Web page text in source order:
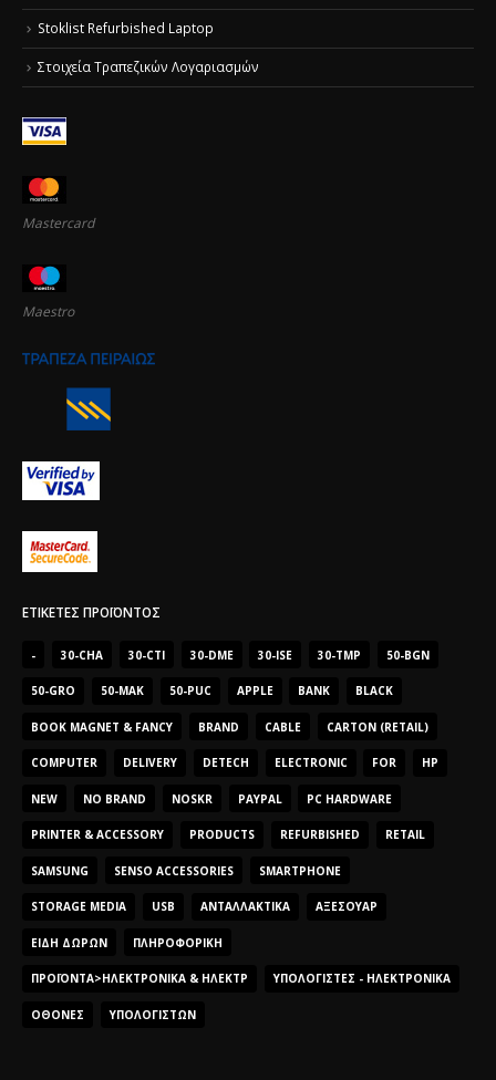
Stoklist Refurbished Laptop
Στοιχεία Τραπεζικών Λογαριασμών
Mastercard
Maestro
ΕΤΙΚΈΤΕΣ ΠΡΟΪΌΝΤΟΣ
- 30-CHA 30-CTI 30-DME 30-ISE 30-TMP 50-BGN
50-GRO 50-MAK 50-PUC APPLE BANK BLACK
BOOK MAGNET & FANCY BRAND CABLE CARTON (RETAIL)
COMPUTER DELIVERY DETECH ELECTRONIC FOR HP
NEW NO BRAND NOSKR PAYPAL PC HARDWARE
PRINTER & ACCESSORY PRODUCTS REFURBISHED RETAIL
SAMSUNG SENSO ACCESSORIES SMARTPHONE
STORAGE MEDIA USB ΑΝΤΑΛΛΑΚΤΙΚΆ ΑΞΕΣΟΥΆΡ
ΕΊΔΗ ΔΏΡΩΝ ΠΛΗΡΟΦΟΡΙΚΉ
ΠΡΟΪΌΝΤΑ>ΗΛΕΚΤΡΟΝΙΚΆ & ΗΛΕΚΤΡ ΥΠΟΛΟΓΙΣΤΈΣ - ΗΛΕΚΤΡΟΝΙΚΆ
ΟΘΌΝΕΣ ΥΠΟΛΟΓΙΣΤΏΝ